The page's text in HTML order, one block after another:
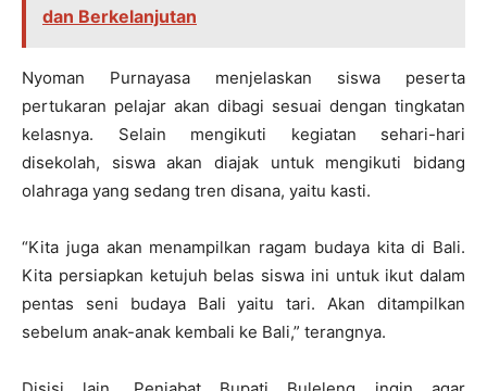
dan Berkelanjutan
Nyoman Purnayasa menjelaskan siswa peserta
pertukaran pelajar akan dibagi sesuai dengan tingkatan
kelasnya. Selain mengikuti kegiatan sehari-hari
disekolah, siswa akan diajak untuk mengikuti bidang
olahraga yang sedang tren disana, yaitu kasti.
“Kita juga akan menampilkan ragam budaya kita di Bali.
Kita persiapkan ketujuh belas siswa ini untuk ikut dalam
pentas seni budaya Bali yaitu tari. Akan ditampilkan
sebelum anak-anak kembali ke Bali,” terangnya.